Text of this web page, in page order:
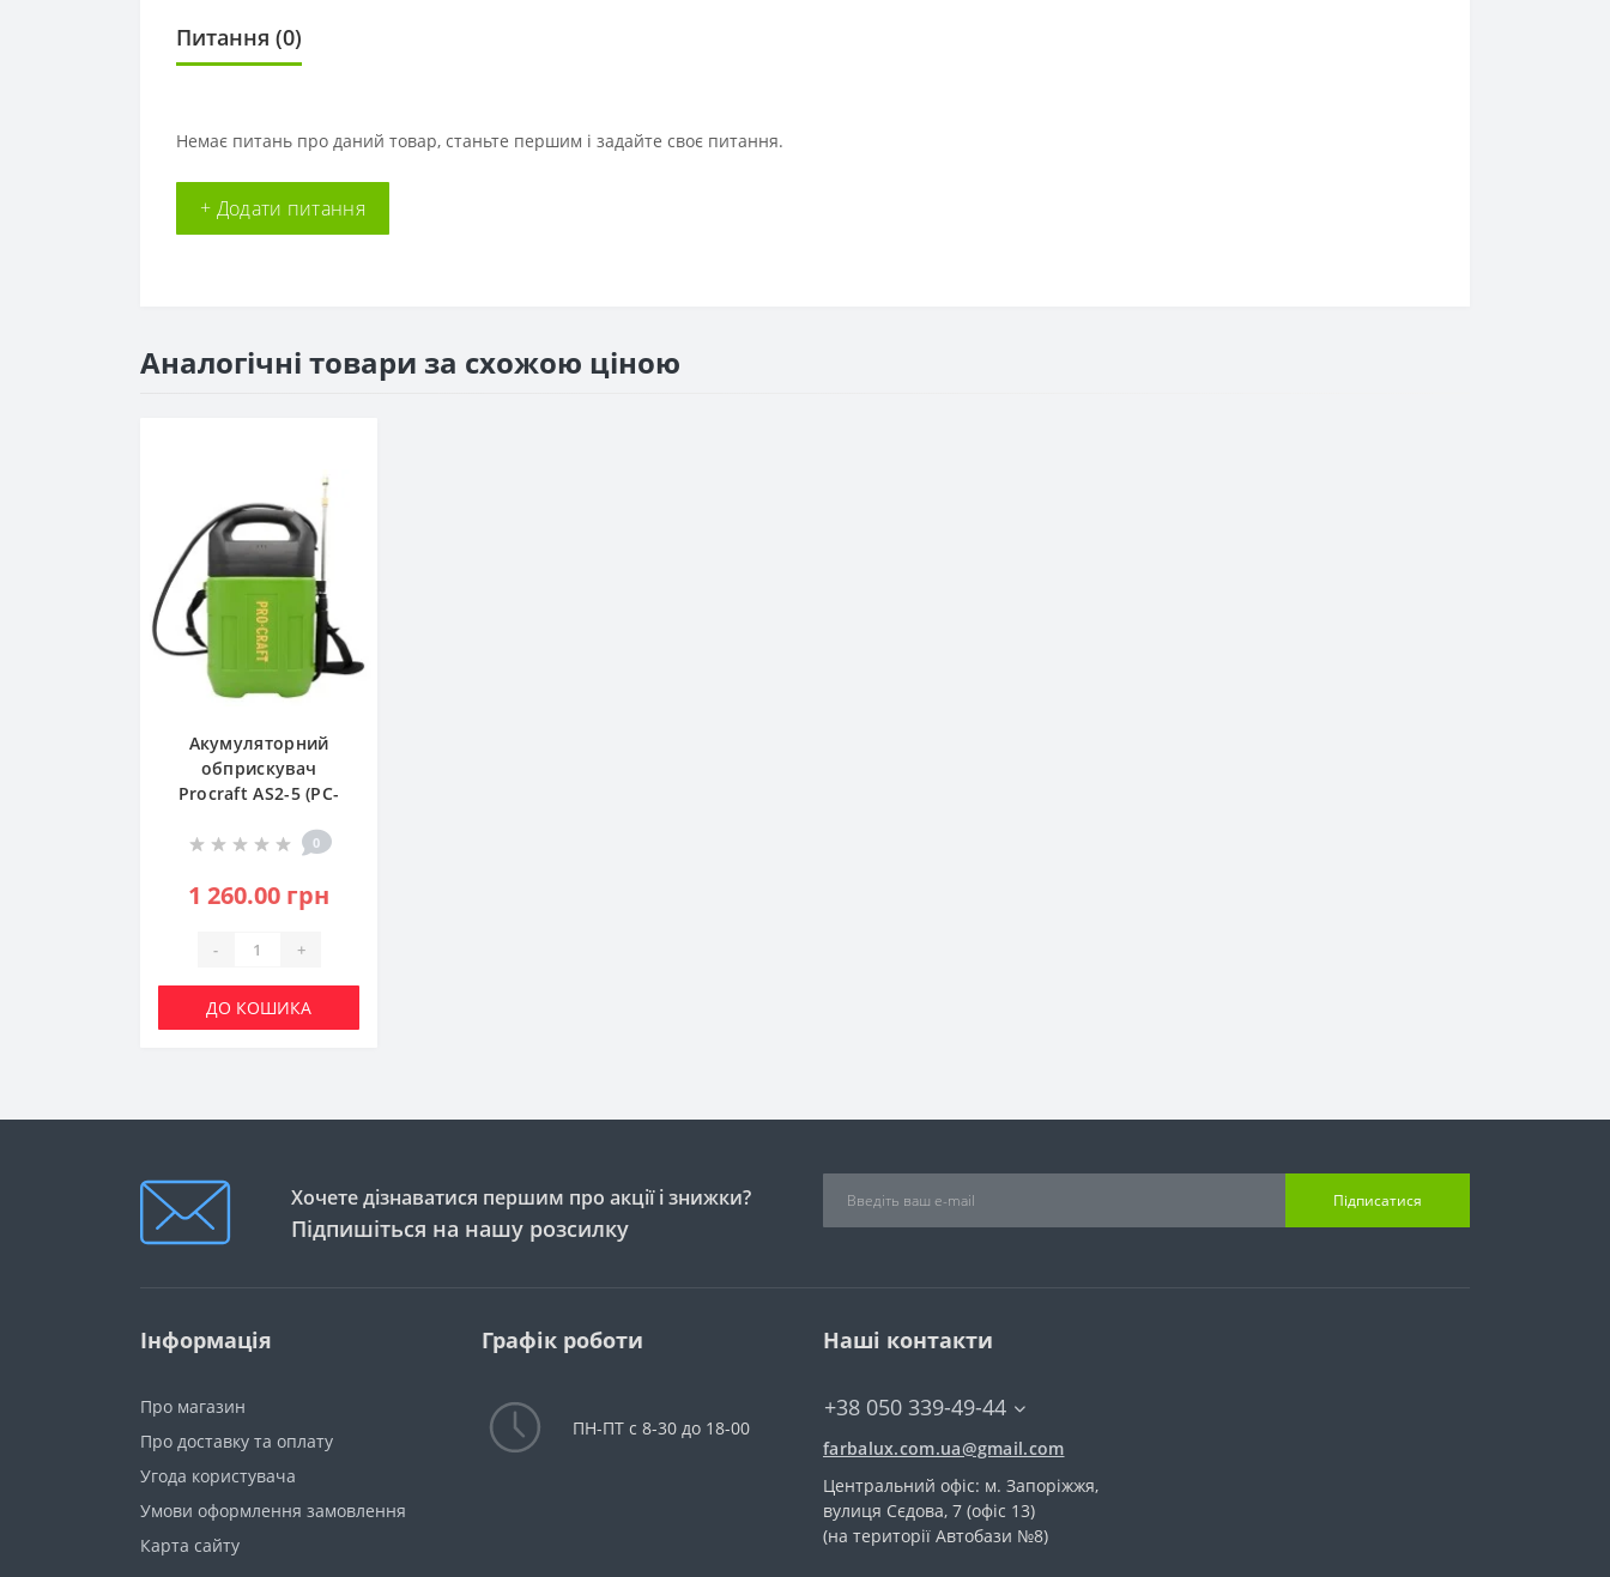
Питання (0)
Немає питань про даний товар, станьте першим і задайте своє питання.
+ Додати питання
Аналогічні товари за схожою ціною
Акумуляторний
обприскувач
Procraft AS2-5 (PC-
0
1 260.00 грн
- +
ДО КОШИКА
Хочете дізнаватися першим про акції і знижки?
Підпишіться на нашу розсилку
Підписатися
Інформація
Про магазин
Про доставку та оплату
Угода користувача
Умови оформлення замовлення
Карта сайту
Графік роботи
ПН-ПТ с 8-30 до 18-00
Наші контакти
+38 050 339-49-44
farbalux.com.ua@gmail.com
Центральний офіс: м. Запоріжжя,
вулиця Сєдова, 7 (офіс 13)
(на території Автобази №8)